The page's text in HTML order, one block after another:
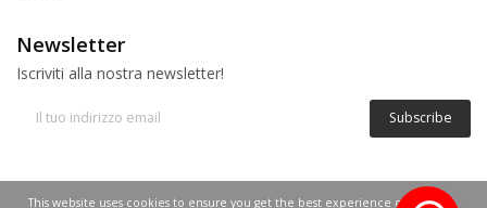
Newsletter
Iscriviti alla nostra newsletter!
Subscribe
© Copyright 2012 - 2025 | Rosa Nadia P.IVA 02268640600
This website uses cookies to ensure you get the best experience on our